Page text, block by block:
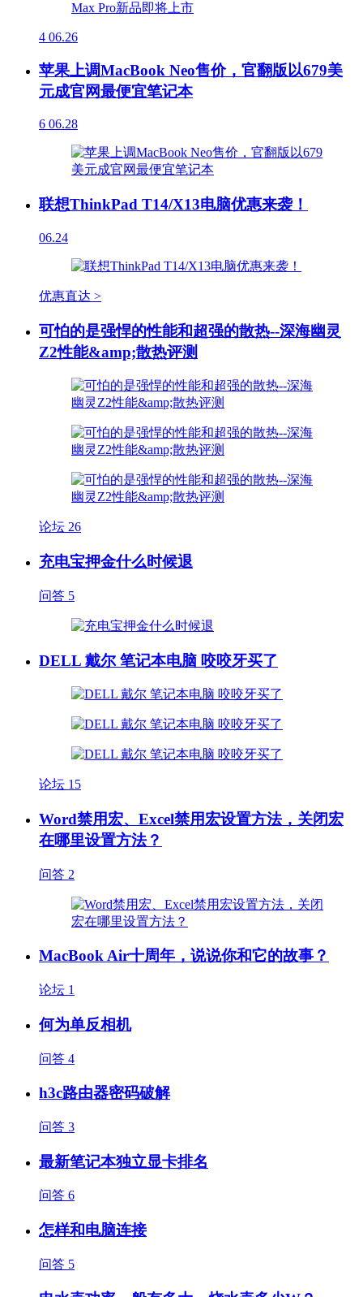
4 06.26
苹果上调MacBook Neo售价，官翻版以679美
元成官网最便宜笔记本
6 06.28
联想ThinkPad T14/X13电脑优惠来袭！
06.24
优惠直达 >
可怕的是强悍的性能和超强的散热--深海幽灵
Z2性能&amp;散热评测
论坛 26
充电宝押金什么时候退
问答 5
DELL 戴尔 笔记本电脑 咬咬牙买了
论坛 15
Word禁用宏、Excel禁用宏设置方法，关闭宏
在哪里设置方法？
问答 2
MacBook Air十周年，说说你和它的故事？
论坛 1
何为单反相机
问答 4
h3c路由器密码破解
问答 3
最新笔记本独立显卡排名
问答 6
怎样和电脑连接
问答 5